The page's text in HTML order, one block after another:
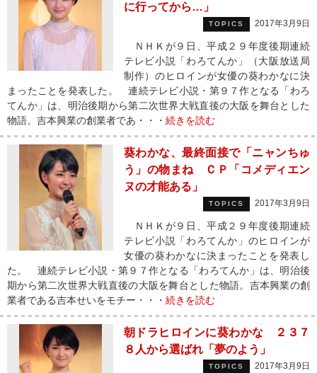
に行ってから…」
TOPICS 2017年3月9日
ＮＨＫが９日、平成２９年度後期連続
テレビ小説「わろてんか」（大阪放送局
制作）のヒロインが女優の葵わかなに決
まったことを発表した。 連続テレビ小説・第９７作となる「わろ
てんか」は、明治後期から第二次世界大戦直後の大阪を舞台とした
物語。吉本興業の創業者であ・・・ 続きを読む
葵わかな、最終面接で「ニャンちゅ
う」の物まね ＣＰ「コメディエン
ヌの才能ある」
TOPICS 2017年3月9日
ＮＨＫが９日、平成２９年度後期連続
テレビ小説「わろてんか」のヒロインが
女優の葵わかなに決まったことを発表し
た。 連続テレビ小説・第９７作となる「わろてんか」は、明治後
期から第二次世界大戦直後の大阪を舞台とした物語。吉本興業の創
業者である吉本せいをモチー・・・ 続きを読む
朝ドラヒロインに葵わかな ２３７
８人から選ばれ「夢のよう」
TOPICS 2017年3月9日